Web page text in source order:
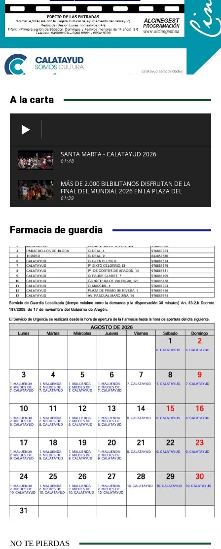
A la carta
SANTA MARTA - CALATAYUD 2026
01:48
MÁS DE 2.000 BILBILITANOS DISFRUTAN DE LA
FINAL DEL MUNDIAL 2026 EN LA PLAZA DEL
FUERTE DE CALATAYUD
01:39
Farmacia de guardia
NO TE PIERDAS